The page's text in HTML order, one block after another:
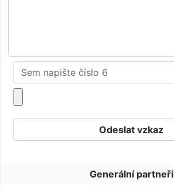
Generální partneři